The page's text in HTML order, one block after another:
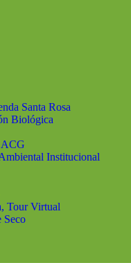
Santa Rosa
Biológica
ACG
Institucional
Tour Virtual
Seco